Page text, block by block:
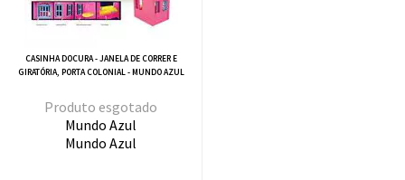
CASINHA DOCURA - JANELA DE CORRER E
GIRATÓRIA, PORTA COLONIAL - MUNDO AZUL
esgotado
Mundo Azul
Mundo Azul